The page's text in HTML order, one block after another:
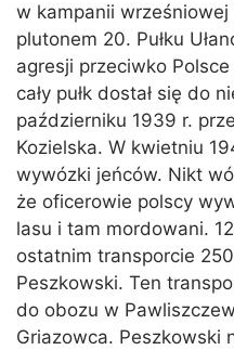
w kampanii
plutonem 20. Pułku
agresji przeciwko Polsce
cały pułk dostał się do
październiku 1939 r.
Kozielska. W kwietniu
wywózki jeńców. Nikt
że oficerowie polscy
lasu i tam mordowani.
ostatnim transporcie
Peszkowski. Ten
do obozu w
Griazowca. Peszkowski